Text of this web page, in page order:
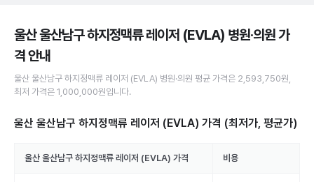
울산 울산남구 하지정맥류 레이저 (EVLA) 병원·의원가
격 안내
울산 울산남구 하지정맥류 레이저 (EVLA) 병원·의원 평균 가격은 2,593,750원
최저 가격은 1,000,000원입니다.
울산 울산남구 하지정맥류 레이저 (EVLA) 가격 (최저가, 평균가)
울산 울산남구 하지정맥류 레이저 (EVLA) 가격 비용